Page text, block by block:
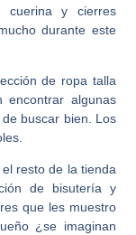
cuerina y cierres
durante este
de ropa talla
encontrar algunas
buscar bien. Los
resto de la tienda
de bisutería y
que les muestro
¿se imaginan